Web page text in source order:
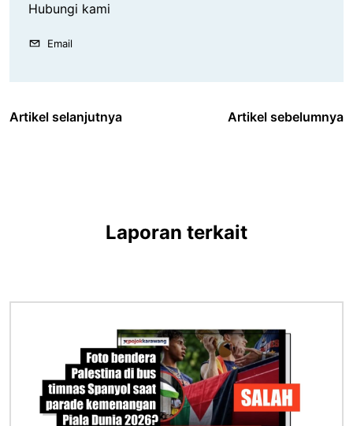
Hubungi kami
Email
Artikel selanjutnya Artikel sebelumnya
Laporan terkait